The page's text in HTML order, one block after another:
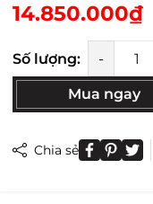
14.850.000₫
Số lượng: -
Mua ngay
Chia sẻ